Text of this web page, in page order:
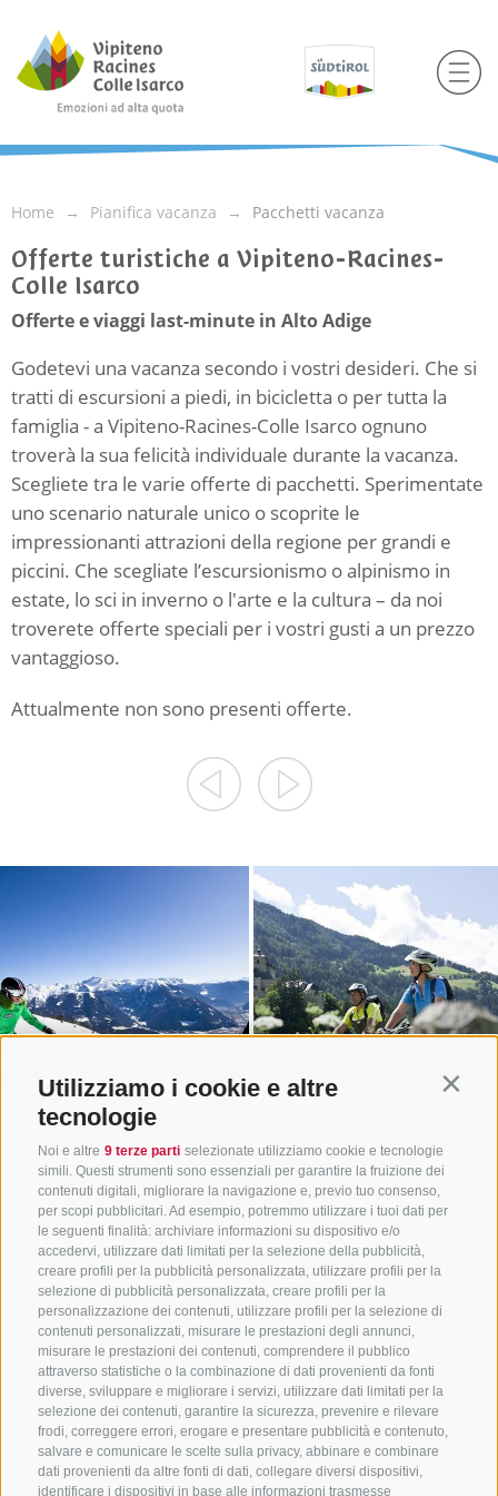
Utilizziamo i cookie e altre
tecnologie
Noi e altre 9 terze parti selezionate utilizziamo cookie e tecnologie
simili. Questi strumenti sono essenziali per garantire la fruizione dei
contenuti digitali, migliorare la navigazione e, previo tuo consenso,
per scopi pubblicitari. Ad esempio, potremmo utilizzare i tuoi dati per
le seguenti finalità: archiviare informazioni su dispositivo e/o
accedervi, utilizzare dati limitati per la selezione della pubblicità,
creare profili per la pubblicità personalizzata, utilizzare profili per la
selezione di pubblicità personalizzata, creare profili per la
personalizzazione dei contenuti, utilizzare profili per la selezione di
contenuti personalizzati, misurare le prestazioni degli annunci,
misurare le prestazioni dei contenuti, comprendere il pubblico
attraverso statistiche o la combinazione di dati provenienti da fonti
diverse, sviluppare e migliorare i servizi, utilizzare dati limitati per la
selezione dei contenuti, garantire la sicurezza, prevenire e rilevare
frodi, correggere errori, erogare e presentare pubblicità e contenuto,
salvare e comunicare le scelte sulla privacy, abbinare e combinare
dati provenienti da altre fonti di dati, collegare diversi dispositivi,
identificare i dispositivi in base alle informazioni trasmesse
Home Pianifica vacanza Pacchetti vacanza
Offerte turistiche a Vipiteno-Racines-
Colle Isarco
Offerte e viaggi last-minute in Alto Adige
Godetevi una vacanza secondo i vostri desideri. Che si
tratti di escursioni a piedi, in bicicletta o per tutta la
famiglia - a Vipiteno-Racines-Colle Isarco ognuno
troverà la sua felicità individuale durante la vacanza.
Scegliete tra le varie offerte di pacchetti. Sperimentate
uno scenario naturale unico o scoprite le
impressionanti attrazioni della regione per grandi e
piccini. Che scegliate l’escursionismo o alpinismo in
estate, lo sci in inverno o l'arte e la cultura – da noi
troverete offerte speciali per i vostri gusti a un prezzo
vantaggioso.
Attualmente non sono presenti offerte.
CONTATTACI
+39 0472 765325/+39 0472 760608/+39 0472
632372
info@sterzing-ratschings.it